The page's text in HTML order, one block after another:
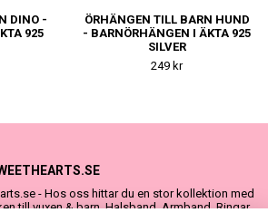
DINO -
925
ÖRHÄNGEN TILL BARN HUND
- BARNÖRHÄNGEN I ÄKTA 925
SILVER
249 kr
- Hos oss hittar du en stor kollektion med
till vuxen & barn. Halsband, Armband, Ringar